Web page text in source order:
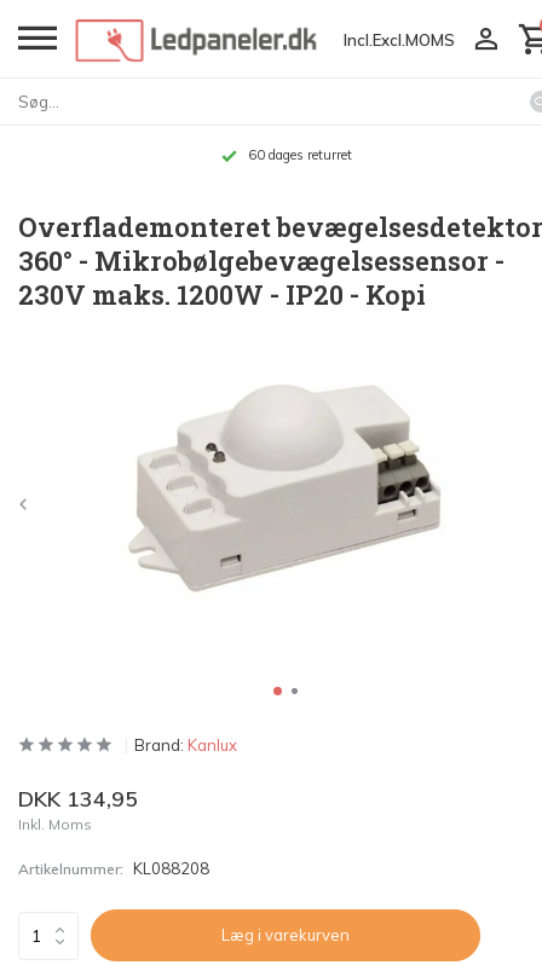
Incl. Excl. MOMS
60 dages returret
Overflademonteret bevægelsesdetektor
360° - Mikrobølgebevægelsessensor -
230V maks. 1200W - IP20 - Kopi
Brand: Kanlux
DKK 134,95
Inkl. Moms
Artikelnummer: KL088208
Læg i varekurven